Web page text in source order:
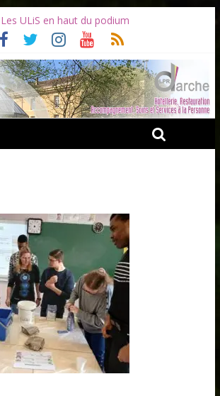
Les ULiS en haut du podium
Océane et la promotion du bénévolat
Bonnes vacances à tous !
Infos rentrée septembre 2026
Soirée d’adieux au Lycée Darche